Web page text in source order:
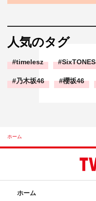
人気のタグ
timelesz SixTONES
乃木坂46 櫻坂46
ホーム
ホーム